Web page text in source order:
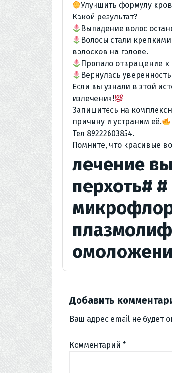
Улучшить формулу
Какой результат?
Выпадение волос
Волосы стали
волосков на голове.
Пропало отвращение
Вернулась
Если вы узнали в этой
излечения!
Запишитесь на
причину и устраним её.
Тел 89222603854.
Помните, что красивые
лечение
перхоть#
Добавить
Ваш адрес email не будет
Комментарий *